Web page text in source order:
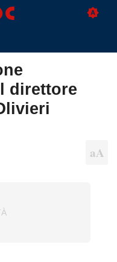
direttore